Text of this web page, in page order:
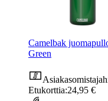
Camelbak
Green
Etukorttia:24,95 €